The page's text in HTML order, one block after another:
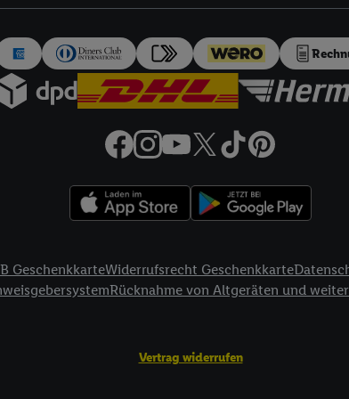
GeschenkkarteWiderrufsrecht Geschenkkarte
Rücknahme von Altgeräten und
Vertrag widerrufen
überdas Datenschutzportal von Utiq („consenthub“)oder über
Weitere Informationen finden Sie in den
können Sie nur den Einsatz notwendiger Techniken
allen Verarbeitungen zu sämtlichen vorgenannten Zwecken
Zukunft zu widerrufen, finden Sie in unseren
können Sie einzelne Verwendungszwecke oder Partner
Verhinderung und Aufdeckung von Betrug und
Endgeräte, Identifikation von Geräten anhand automatisch
durch TTD und Nutzung der
auf einem Endgerät. Entwicklung und Verbesserung der